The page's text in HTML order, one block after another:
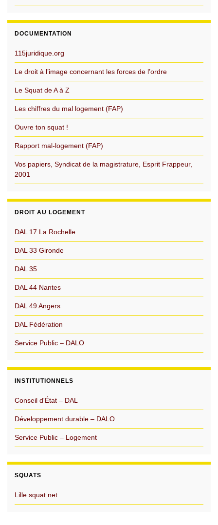
DOCUMENTATION
115juridique.org
Le droit à l’image concernant les forces de l’ordre
Le Squat de A à Z
Les chiffres du mal logement (FAP)
Ouvre ton squat !
Rapport mal-logement (FAP)
Vos papiers, Syndicat de la magistrature, Esprit Frappeur,
2001
DROIT AU LOGEMENT
DAL 17 La Rochelle
DAL 33 Gironde
DAL 35
DAL 44 Nantes
DAL 49 Angers
DAL Fédération
Service Public – DALO
INSTITUTIONNELS
Conseil d'État – DAL
Développement durable – DALO
Service Public – Logement
SQUATS
Lille.squat.net